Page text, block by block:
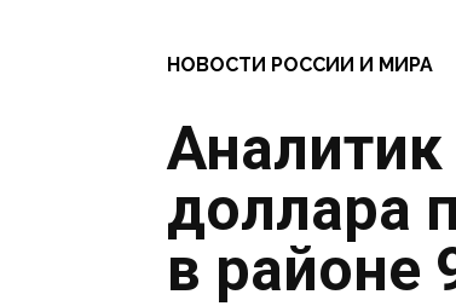
НОВОСТИ РОССИИ И МИРА
доллара
в районе